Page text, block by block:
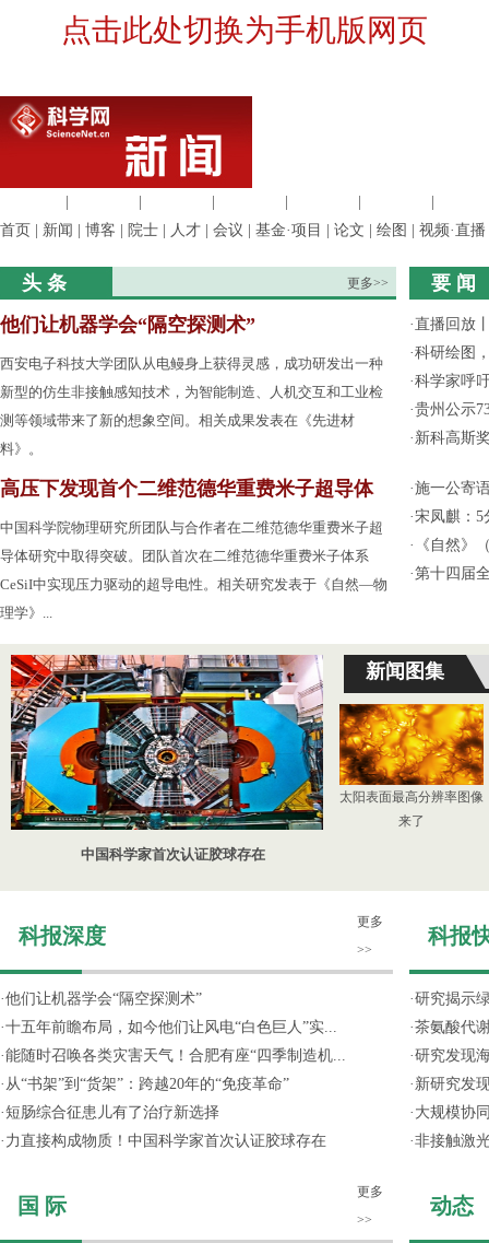
点击此处切换为手机版网页
首页
新闻 博客 院士 人才 会议 基金·项目 论文 绘图 视频·直播
头 条 更多>>
他们让机器学会“隔空探测术”
西安电子科技大学团队从电鳗身上获得灵感，成功研发出一种
新型的仿生非接触感知技术，为智能制造、人机交互和工业检
测等领域带来了新的想象空间。相关成果发表在《先进材
料》。
高压下发现首个二维范德华重费米子超导体
中国科学院物理研究所团队与合作者在二维范德华重费米子超
导体研究中取得突破。团队首次在二维范德华重费米子体系
CeSiI中实现压力驱动的超导电性。相关研究发表于《自然—物
理学》...
要 闻
·直播回放
·科研绘图
·科学家呼
·贵州公示
· 新科高斯
·施一公寄
·宋凤麒：5
·
《自然》
·第十四届
中国科学家首次认证胶球存在
新闻图集
太阳表面最高分辨率图像
来了
科报深度
更多
>>
·他们让机器学会“隔空探测术”
·十五年前瞻布局，如今他们让风电“白色巨人”实...
·能随时召唤各类灾害天气！合肥有座“四季制造机...
· 从“书架”到“货架”：跨越20年的“免疫革命”
· 短肠综合征患儿有了治疗新选择
· 力直接构成物质！中国科学家首次认证胶球存在
国 际
更多
>>
科报
·研究揭示
·茶氨酸代
·研究发现
· 新研究发
· 大规模协
·非接触激
动态